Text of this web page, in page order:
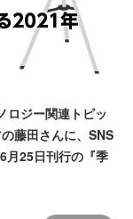
ロジー関連トピッ
藤田さんに、SNS
25日刊行の『季